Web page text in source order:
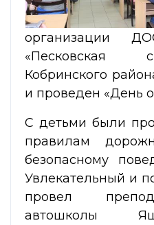
организации
«Песковская
Кобринского
и проведен «День
С детьми были
правилам
безопасному
Увлекательный и
провел
автошколы